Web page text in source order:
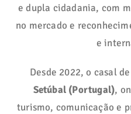
e dupla cidadania, com
no mercado e
e
Desde 2022, o casal
Setúbal (Portugal),
turismo, comunicação e